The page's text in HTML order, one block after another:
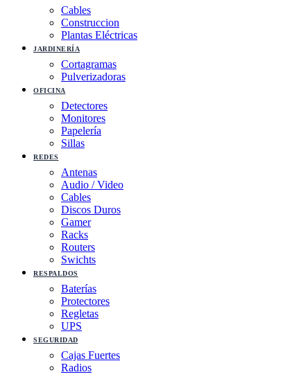
Cables
Construccion
Plantas Eléctricas
JARDINERÍA
Cortagramas
Pulverizadoras
OFICINA
Detectores
Monitores
Papelería
Sillas
REDES
Antenas
Audio / Video
Cables
Discos Duros
Gamer
Racks
Routers
Swichts
RESPALDOS
Baterías
Protectores
Regletas
UPS
SEGURIDAD
Cajas Fuertes
Radios